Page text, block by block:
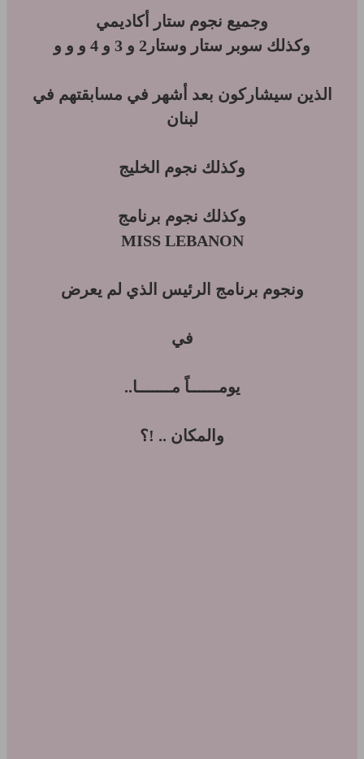
وجميع نجوم ستار أكاديمي
وكذلك سوبر ستار وستار2 و 3 و 4 و و و
الذين سيشاركون بعد أشهر في مسابقتهم في
لبنان
وكذلك نجوم الخليج
وكذلك نجوم برنامج
MISS LEBANON
ونجوم برنامج الرئيس الذي لم يعرض
في
يومــــــاً مـــــــا..
والمكان .. !؟